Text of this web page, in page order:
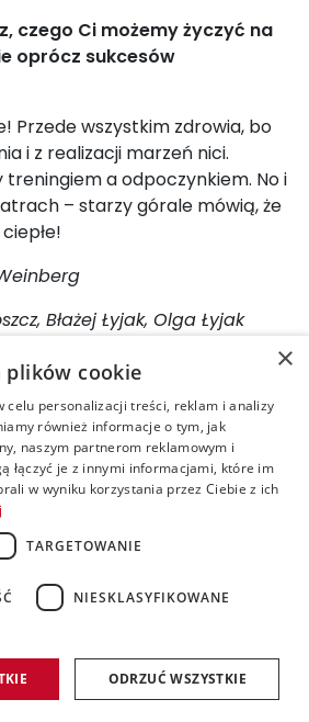
czego Ci możemy życzyć na
oprócz sukcesów
Przede wszystkim zdrowia, bo
i z realizacji marzeń nici.
treningiem a odpoczynkiem. No i
– starzy górale mówią, że
Błażej Łyjak, Olga Łyjak
Z LICZYRZEPĄ. "W
STOŁOWYCH MAMY..."
PRZEŁAJOWO BIEGALI NA
SANDECJI
×
plików cookie
celu personalizacji treści, reklam i analizy
również informacje o tym, jak
naszym partnerom reklamowym i
łączyć je z innymi informacjami, które im
w wyniku korzystania przez Ciebie z ich
TARGETOWANIE
NIESKLASYFIKOWANE
ODRZUĆ WSZYSTKIE